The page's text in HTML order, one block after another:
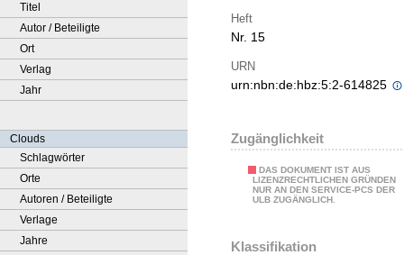
Titel
Autor / Beteiligte
Ort
Verlag
Jahr
Clouds
Schlagwörter
Orte
Autoren / Beteiligte
Verlage
Jahre
Heft
Nr. 15
URN
urn:nbn:de:hbz:5:2-614825
Zugänglichkeit
DAS DOKUMENT IST AUS
LIZENZRECHTLICHEN GRÜNDEN
NUR AN DEN SERVICE-PCS DER
ULB ZUGÄNGLICH.
Klassifikation